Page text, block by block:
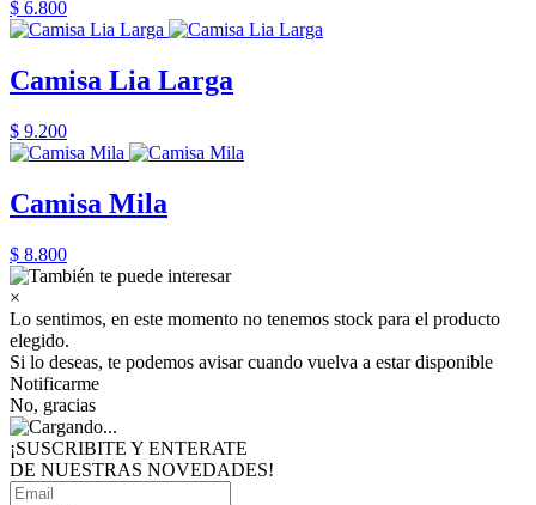
$ 6.800
Camisa Lia Larga
$ 9.200
Camisa Mila
$ 8.800
×
Lo sentimos, en este momento no tenemos stock para el producto
elegido.
Si lo deseas, te podemos avisar cuando vuelva a estar disponible
Notificarme
No, gracias
¡SUSCRIBITE Y ENTERATE
DE NUESTRAS NOVEDADES!